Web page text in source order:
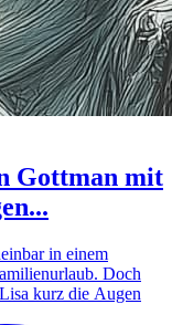
Gottman mit
in einem
Doch
kurz die Augen